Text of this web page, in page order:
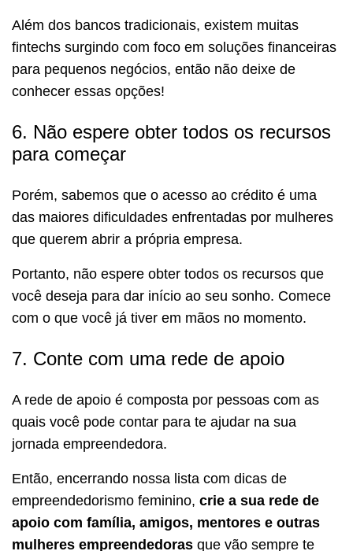
Além dos bancos tradicionais, existem muitas
fintechs surgindo com foco em soluções financeiras
para pequenos negócios, então não deixe de
conhecer essas opções!
6. Não espere obter todos os recursos
para começar
Porém, sabemos que o acesso ao crédito é uma
das maiores dificuldades enfrentadas por mulheres
que querem abrir a própria empresa.
Portanto, não espere obter todos os recursos que
você deseja para dar início ao seu sonho. Comece
com o que você já tiver em mãos no momento.
7. Conte com uma rede de apoio
A rede de apoio é composta por pessoas com as
quais você pode contar para te ajudar na sua
jornada empreendedora.
Então, encerrando nossa lista com dicas de
empreendedorismo feminino, crie a sua rede de
apoio com família, amigos, mentores e outras
mulheres empreendedoras que vão sempre te